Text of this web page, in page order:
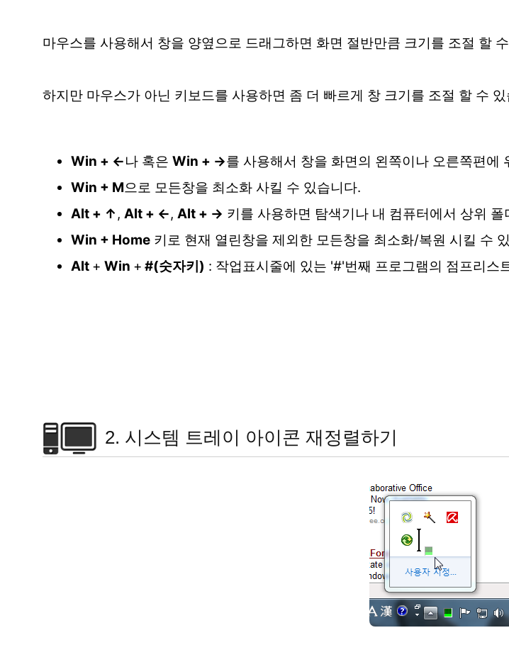
마우스를 사용해서 창을 양옆으로 드래그하면 화면 절반만큼 크기를 조절 할
하지만 마우스가 아닌 키보드를 사용하면 좀 더 빠르게 창 크기를 조절 할 수
Win + ←나 혹은Win + →를 사용해서 창을 화면의 왼쪽이나 오른쪽편에
Win + M으로 모든창을 최소화 사킬 수 있습니다.
Alt + ↑ ,Alt + ←,Alt + → 키를 사용하면 탐색기나 내 컴퓨터에서 상위
Win + Home 키로 현재 열린창을 제외한 모든창을 최소화/복원 시킬 수
Alt +Win + #(숫자키) : 작업표시줄에 있는 '#'번째 프로그램의 점프리스
2. 시스템 트레이 아이콘 재정렬하기